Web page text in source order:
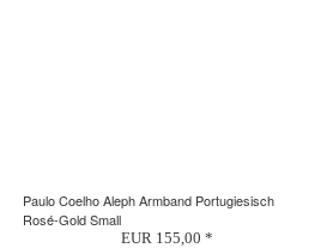
Paulo Coelho Aleph Armband Portugiesisch
Rosé-Gold Small
EUR 155,00 *